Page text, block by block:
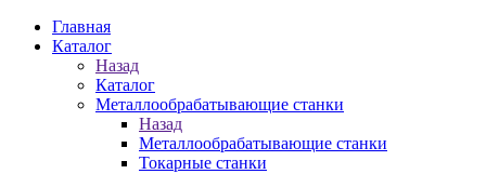
Главная
Каталог
Назад
Каталог
Металлообрабатывающие станки
Назад
Металлообрабатывающие станки
Токарные станки